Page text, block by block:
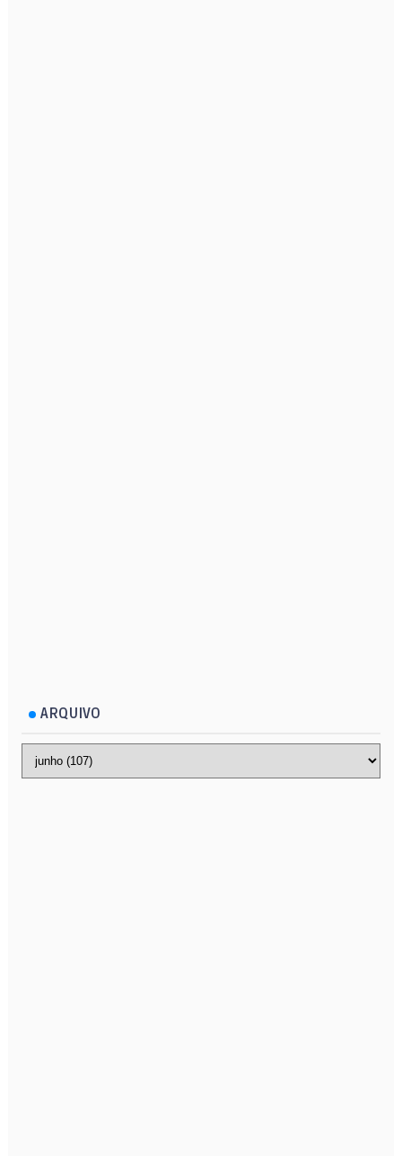
ARQUIVO